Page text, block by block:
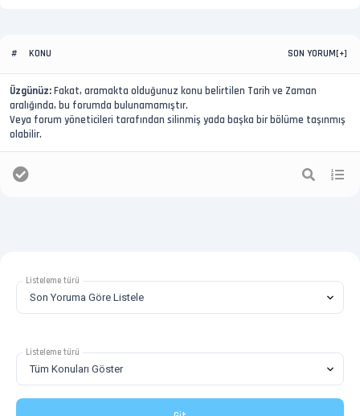
# KONU SON YORUM[+]
Üzgünüz:Fakat, aramakta olduğunuz konu belirtilen Tarih ve Zaman
aralığında, bu forumda bulunamamıştır.
Veya forum yöneticileri tarafından silinmiş yada başka bir bölüme taşınmış
olabilir.
Listeleme türü
Listeleme türü